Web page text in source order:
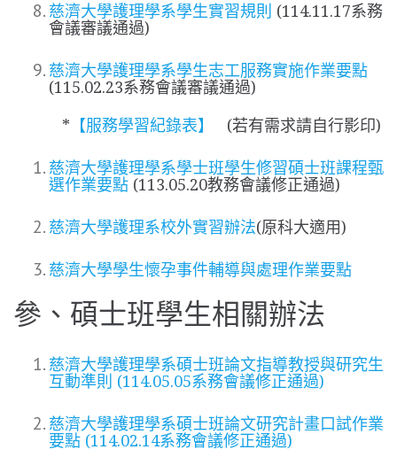
慈濟大學護理學系學生實習規則 (114.11.17系務
會議審議通過)
慈濟大學護理學系學生志工服務實施作業要點
(115.02.23系務會議審議通過)
* 【服務學習紀錄表】 (若有需求請自行影印)
慈濟大學護理學系學士班學生修習碩士班課程甄
選作業要點 (113.05.20教務會議修正通過)
慈濟大學護理系校外實習辦法(原科大適用)
慈濟大學學生懷孕事件輔導與處理作業要點
參、碩士班學生相關辦法
慈濟大學護理學系碩士班論文指導教授與研究生
互動準則 (114.05.05系務會議修正通過)
慈濟大學護理學系碩士班論文研究計畫口試作業
要點 (114.02.14系務會議修正通過)